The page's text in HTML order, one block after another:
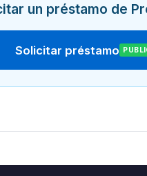
un préstamo de
Solicitar préstamo